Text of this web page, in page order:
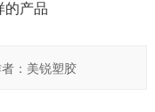
的产品
：美锐塑胶